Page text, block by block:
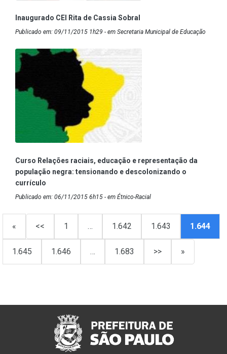
Inaugurado CEI Rita de Cassia Sobral
Publicado em: 09/11/2015 1h29 - em Secretaria Municipal de Educação
Curso Relações raciais, educação e representação da
população negra: tensionando e descolonizando o
currículo
Publicado em: 06/11/2015 6h15 - em Étnico-Racial
« << 1 … 1.642 1.643 1.644
1.645 1.646 … 1.683 >> »